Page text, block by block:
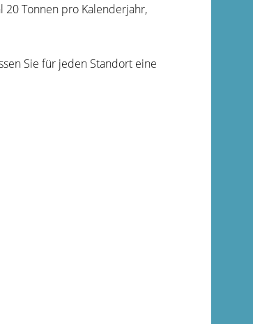
Tonnen pro Kalenderjahr,
Sie für jeden Standort eine